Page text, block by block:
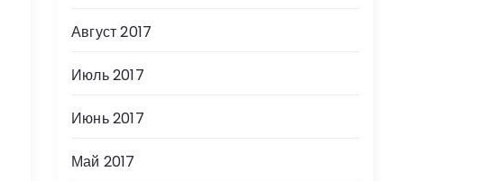
Август 2017
Июль 2017
Июнь 2017
Май 2017